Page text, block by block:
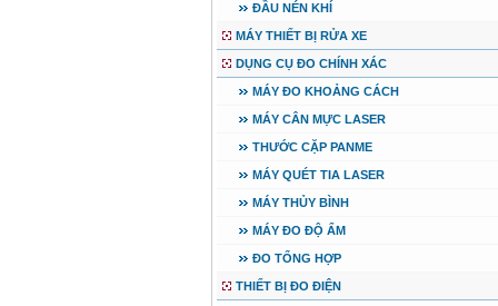
ĐẦU NÉN KHÍ
MÁY THIẾT BỊ RỬA XE
DỤNG CỤ ĐO CHÍNH XÁC
MÁY ĐO KHOẢNG CÁCH
MÁY CÂN MỰC LASER
THƯỚC CẶP PANME
MÁY QUÉT TIA LASER
MÁY THỦY BÌNH
MÁY ĐO ĐỘ ẨM
ĐO TỔNG HỢP
THIẾT BỊ ĐO ĐIỆN